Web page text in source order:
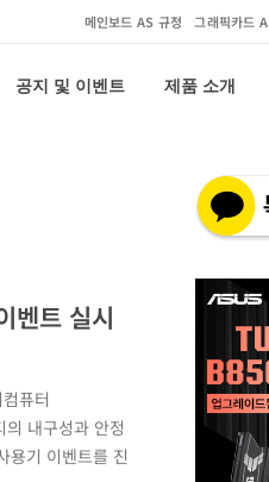
메인보드 AS 규정 그래픽카드
공지 및 이벤트 제품 소개
벤트 실시
퓨터
내구성과 안정
기 이벤트를 진